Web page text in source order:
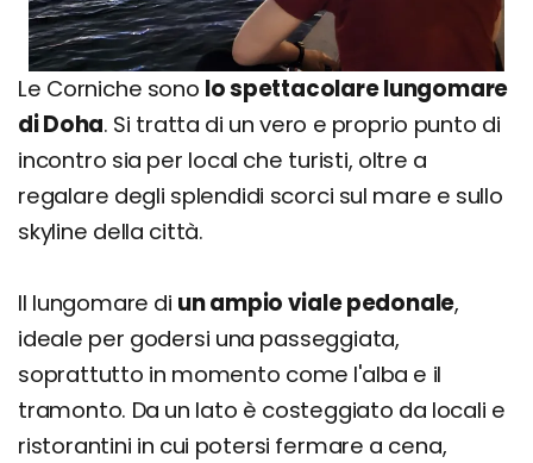
Le Corniche sono lo spettacolare lungomare
di Doha. Si tratta di un vero e proprio punto di
incontro sia per local che turisti, oltre a
regalare degli splendidi scorci sul mare e sullo
skyline della città.
Il lungomare di un ampio viale pedonale,
ideale per godersi una passeggiata,
soprattutto in momento come l'alba e il
tramonto. Da un lato è costeggiato da locali e
ristorantini in cui potersi fermare a cena,